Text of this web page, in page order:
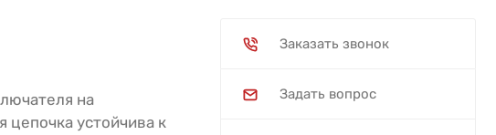
на
цепочка устойчива к
Заказать звонок
Задать вопрос